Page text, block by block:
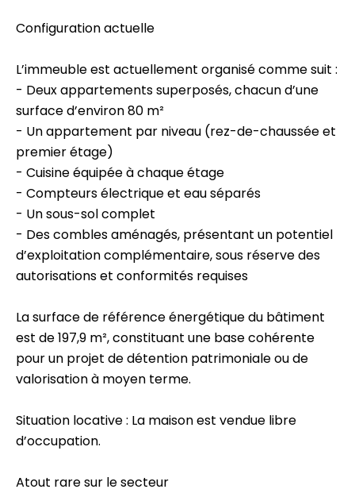
Configuration actuelle
L’immeuble est actuellement organisé comme suit :
- Deux appartements superposés, chacun d’une
surface d’environ 80 m²
- Un appartement par niveau (rez-de-chaussée et
premier étage)
- Cuisine équipée à chaque étage
- Compteurs électrique et eau séparés
- Un sous-sol complet
- Des combles aménagés, présentant un potentiel
d’exploitation complémentaire, sous réserve des
autorisations et conformités requises
La surface de référence énergétique du bâtiment
est de 197,9 m², constituant une base cohérente
pour un projet de détention patrimoniale ou de
valorisation à moyen terme.
Situation locative : La maison est vendue libre
d’occupation.
Atout rare sur le secteur